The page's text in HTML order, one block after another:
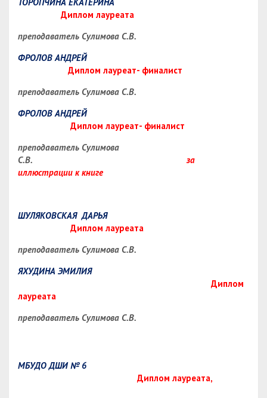
Диплом лауреата
преподаватель Сулимова С.В.
ФРОЛОВ АНДРЕЙ
Диплом лауреат- финалист
преподаватель Сулимова С.В.
ФРОЛОВ АНДРЕЙ
Диплом лауреат- финалист
преподаватель Сулимова
С.В.за
иллюстрации к книге
ШУЛЯКОВСКАЯ ДАРЬЯ
Диплом лауреата
преподаватель Сулимова С.В.
ЯХУДИНА ЭМИЛИЯ
Диплом
лауреата
преподаватель Сулимова С.В.
МБУДО ДШИ № 6
Диплом лауреата,